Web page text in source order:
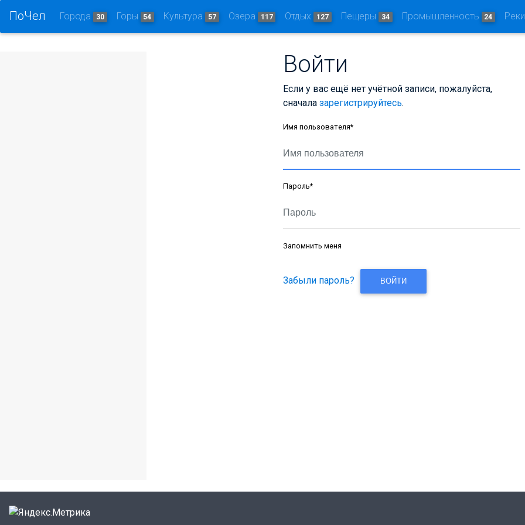
ПоЧел Города 30 Горы 54 Культура 57 Озера 117 Отдых 127 Пещеры 34 Промышленность 24
Войти
Если у вас ещё нет учётной записи, пожалуйста,
сначала зарегистрируйтесь.
Имя пользователя*
Пароль*
Запомнить меня
Забыли пароль? ВОЙТИ